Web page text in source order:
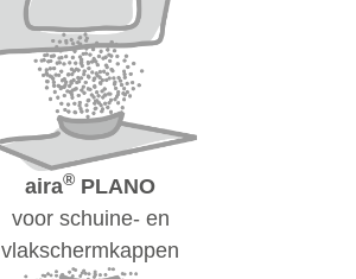
aira® PLANO
voor schuine- en
vlakschermkappen